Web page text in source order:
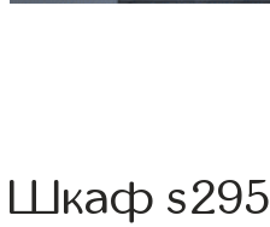
Шкаф s295